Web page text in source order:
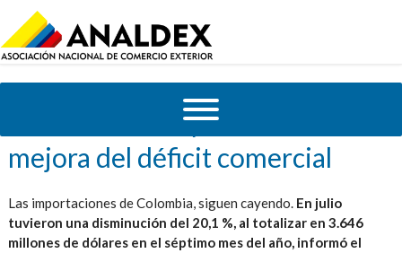
Combustibles ayudaron en la
mejora del déficit comercial
Las importaciones de Colombia, siguen cayendo. En julio
tuvieron una disminución del 20,1 %, al totalizar en 3.646
millones de dólares en el séptimo mes del año, informó el